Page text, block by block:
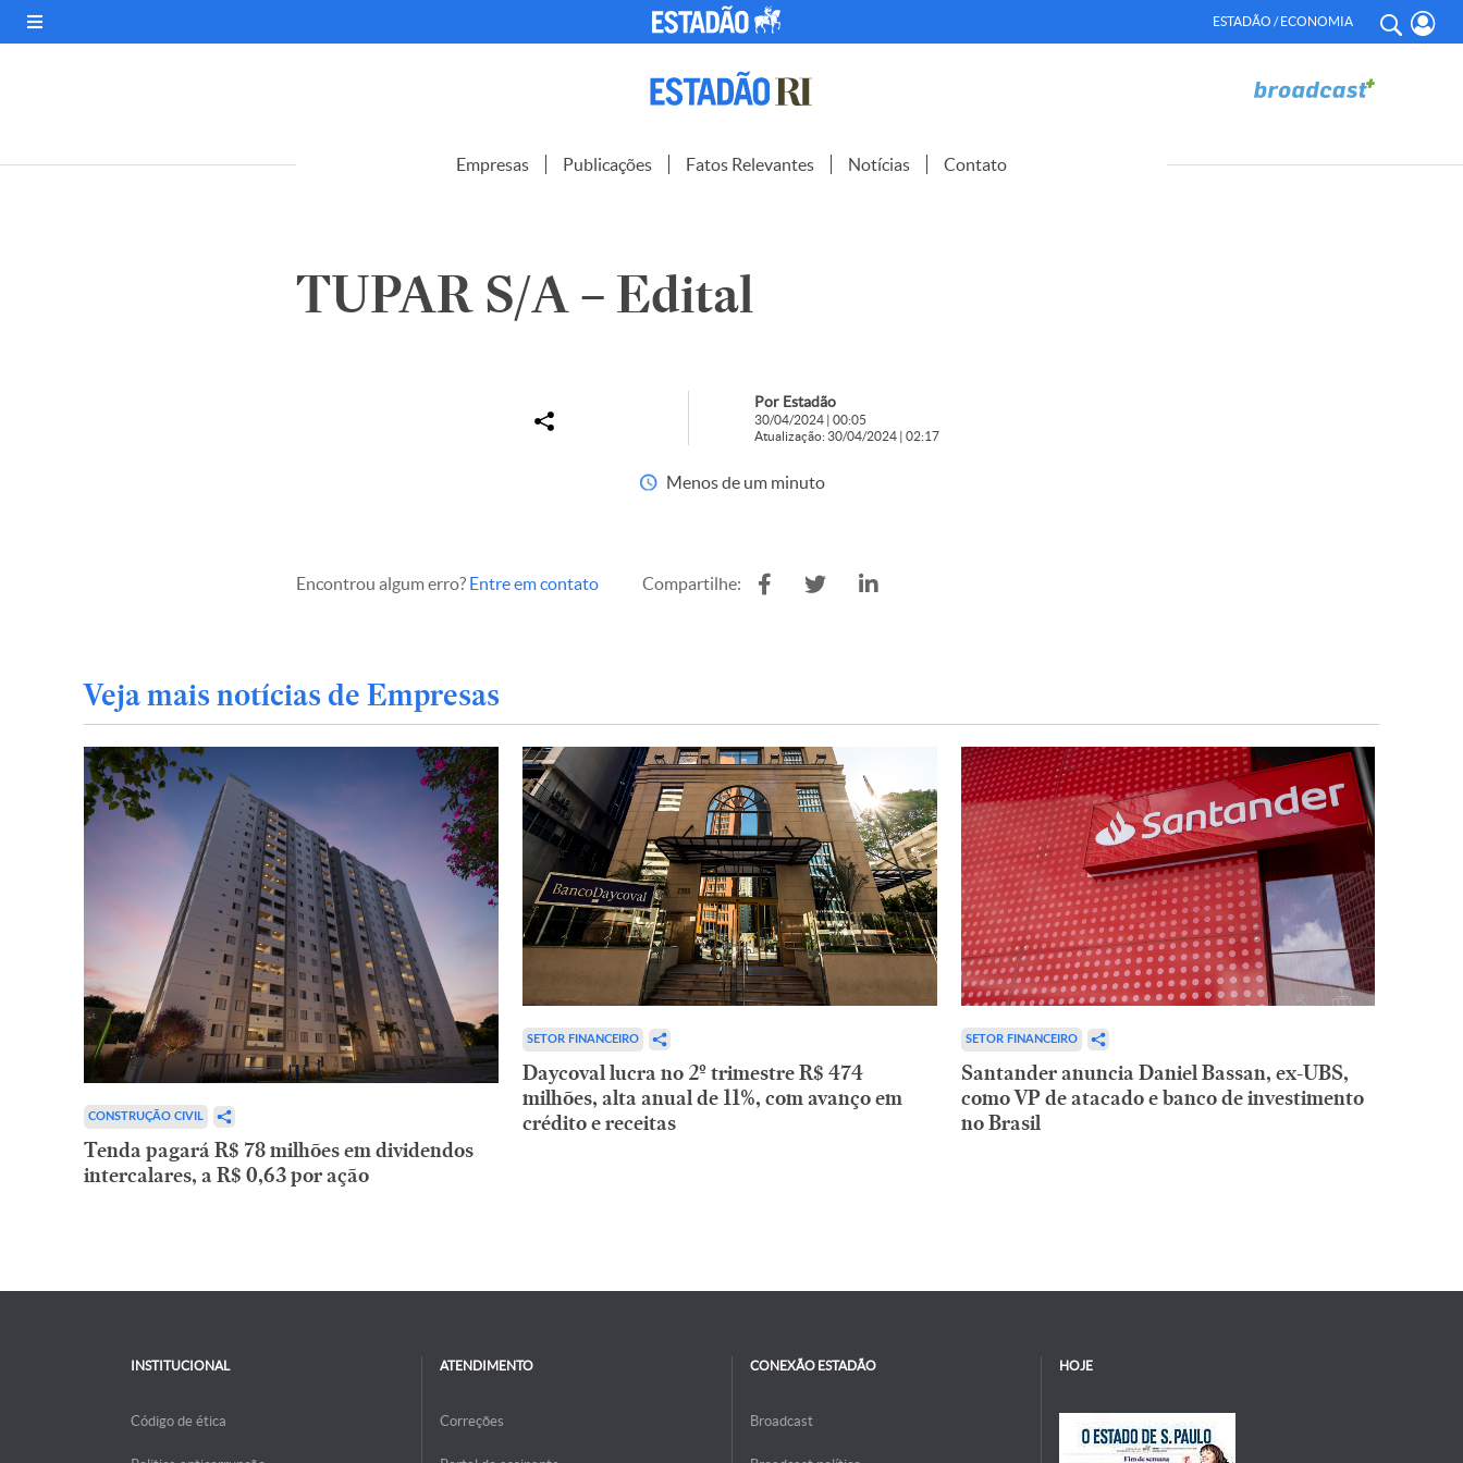
ESTADÃO / ECONOMIA
Empresas Publicações Fatos Relevantes Notícias Contato
TUPAR S/A – Edital
Por Estadão
30/04/2024 | 00:05
Atualização: 30/04/2024 | 02:17
Menos de um minuto
Encontrou algum erro? Entre em contato Compartilhe:
Veja mais notícias de Empresas
CONSTRUÇÃO CIVIL
Tenda pagará R$ 78 milhões em dividendos
intercalares, a R$ 0,63 por ação
SETOR FINANCEIRO
Daycoval lucra no 2º trimestre R$ 474
milhões, alta anual de 11%, com avanço em
crédito e receitas
SETOR FINANCEIRO
Santander anuncia Daniel Bassan, ex-UBS,
como VP de atacado e banco de investimento
no Brasil
INSTITUCIONAL
Código de ética
ATENDIMENTO
Correções
CONEXÃO ESTADÃO
Broadcast
HOJE